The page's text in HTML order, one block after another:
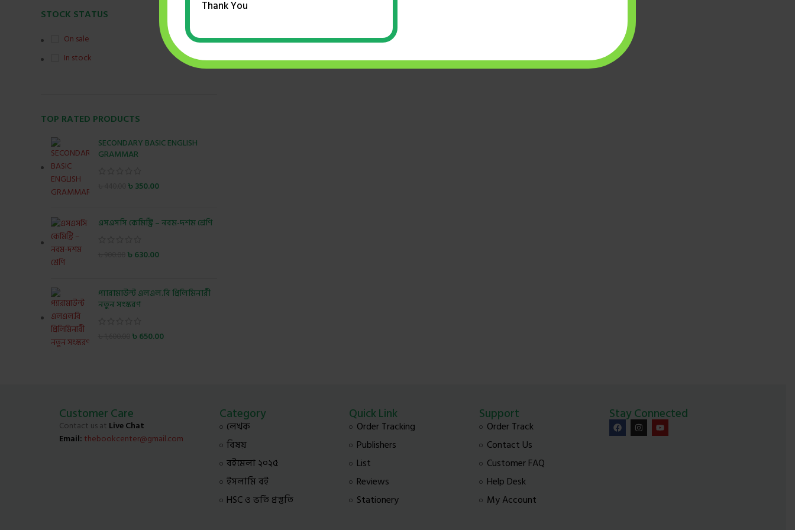
STOCK STATUS
On sale
In stock
TOP RATED PRODUCTS
SECONDARY BASIC ENGLISH
GRAMMAR
৳350.00
এসএসসি কেমিস্ট্রি – নবম-দশম শ্রেণি
৳630.00
প্যারামাউন্ট এলএল.বি প্রিলিমিনারী
নতুন সংস্করণ
৳650.00
Customer Care
Contact us at Live Chat
Email: thebookcenter@gmail.com
Category
লেখক
বিষয়
বইমেলা ২০২৫
ইসলামি বই
HSC ও ভর্তি প্রস্তুতি
Quick Link
Order Tracking
Publishers
List
Reviews
Stationery
Support
Order Track
Contact Us
Customer FAQ
Help Desk
My Account
Stay Connected
Thank You